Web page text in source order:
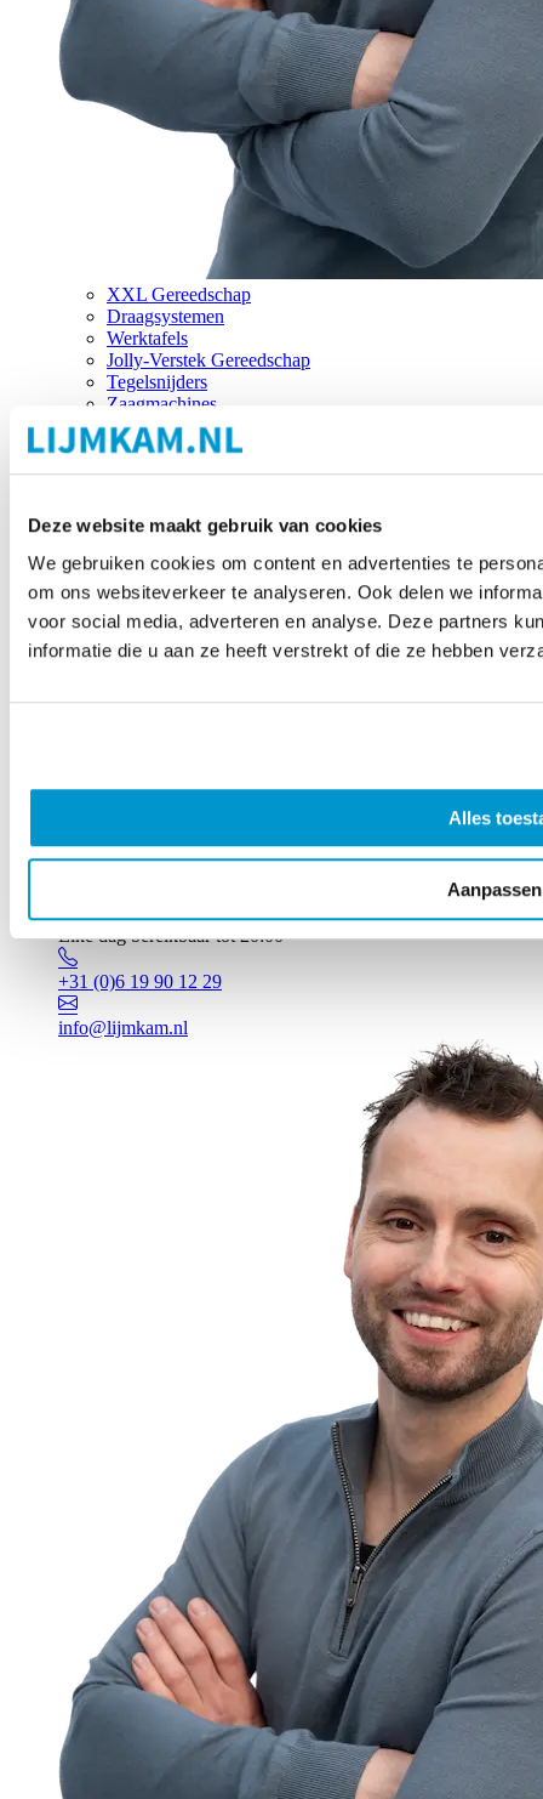
Deze website maakt gebruik van cookies
We gebruiken cookies om content en advertenties te
om ons websiteverkeer te analyseren. Ook delen we
voor social media, adverteren en analyse. Deze partners
informatie die u aan ze heeft verstrekt of die ze hebben
Alles
Aanpassen
XXL Gereedschap
Draagsystemen
Werktafels
Jolly-Verstek Gereedschap
Tegelsnijders
Zaagmachines
Merken
Elke dag bereikbaar tot 20:00
+31 (0)6 19 90 12 29
info@lijmkam.nl